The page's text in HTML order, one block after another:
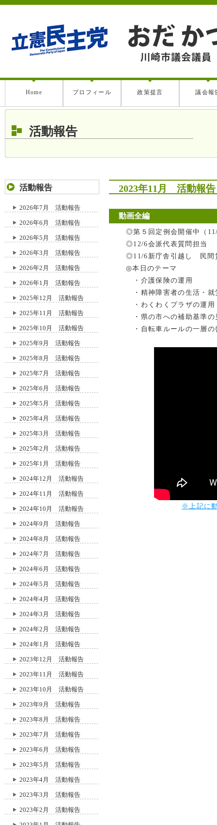
Home プロフィール 政策提言 議会報
活動報告
活動報告
2026年7月 活動報告
2026年6月 活動報告
2026年5月 活動報告
2026年3月 活動報告
2026年2月 活動報告
2026年1月 活動報告
2025年12月 活動報告
2025年11月 活動報告
2025年10月 活動報告
2025年9月 活動報告
2025年8月 活動報告
2025年7月 活動報告
2025年6月 活動報告
2025年5月 活動報告
2025年4月 活動報告
2025年3月 活動報告
2025年2月 活動報告
2025年1月 活動報告
2024年12月 活動報告
2024年11月 活動報告
2024年10月 活動報告
2024年9月 活動報告
2024年8月 活動報告
2024年7月 活動報告
2024年6月 活動報告
2024年5月 活動報告
2024年4月 活動報告
2024年3月 活動報告
2024年2月 活動報告
2024年1月 活動報告
2023年12月 活動報告
2023年11月 活動報告
2023年10月 活動報告
2023年9月 活動報告
2023年8月 活動報告
2023年7月 活動報告
2023年6月 活動報告
2023年5月 活動報告
2023年4月 活動報告
2023年3月 活動報告
2023年2月 活動報告
2023年11月 活動報告
動画全編
◎第５回定例会開催中（
◎12/6会派代表質問担当
◎11/6新庁舎引越し 民間
◎本日のテーマ
・介護保険の運用
・精神障害者の生活・就
・わくわくプラザの運用
・県の市への補助基準の
・自転車ルールの一層の
※上記に